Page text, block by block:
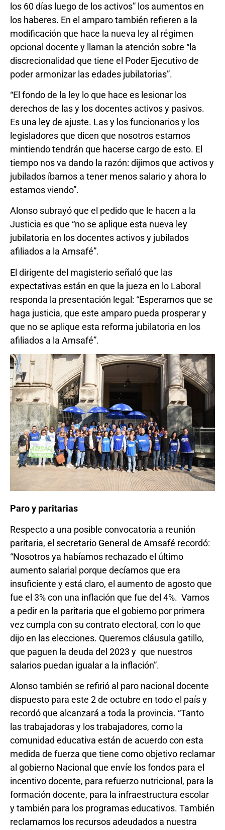
los 60 días luego de los activos” los aumentos en
los haberes. En el amparo también refieren a la
modificación que hace la nueva ley al régimen
opcional docente y llaman la atención sobre “la
discrecionalidad que tiene el Poder Ejecutivo de
poder armonizar las edades jubilatorias”.
“El fondo de la ley lo que hace es lesionar los
derechos de las y los docentes activos y pasivos.
Es una ley de ajuste. Las y los funcionarios y los
legisladores que dicen que nosotros estamos
mintiendo tendrán que hacerse cargo de esto. El
tiempo nos va dando la razón: dijimos que activos y
jubilados íbamos a tener menos salario y ahora lo
estamos viendo”.
Alonso subrayó que el pedido que le hacen a la
Justicia es que “no se aplique esta nueva ley
jubilatoria en los docentes activos y jubilados
afiliados a la Amsafé”.
El dirigente del magisterio señaló que las
expectativas están en que la jueza en lo Laboral
responda la presentación legal: “Esperamos que se
haga justicia, que este amparo pueda prosperar y
que no se aplique esta reforma jubilatoria en los
afiliados a la Amsafé”.
Paro y paritarias
Respecto a una posible convocatoria a reunión
paritaria, el secretario General de Amsafé recordó:
“Nosotros ya habíamos rechazado el último
aumento salarial porque decíamos que era
insuficiente y está claro, el aumento de agosto que
fue el 3% con una inflación que fue del 4%. Vamos
a pedir en la paritaria que el gobierno por primera
vez cumpla con su contrato electoral, con lo que
dijo en las elecciones. Queremos cláusula gatillo,
que paguen la deuda del 2023 y que nuestros
salarios puedan igualar a la inflación”.
Alonso también se refirió al paro nacional docente
dispuesto para este 2 de octubre en todo el país y
recordó que alcanzará a toda la provincia. “Tanto
las trabajadoras y los trabajadores, como la
comunidad educativa están de acuerdo con esta
medida de fuerza que tiene como objetivo reclamar
al gobierno Nacional que envíe los fondos para el
incentivo docente, para refuerzo nutricional, para la
formación docente, para la infraestructura escolar
y también para los programas educativos. También
reclamamos los recursos adeudados a nuestra